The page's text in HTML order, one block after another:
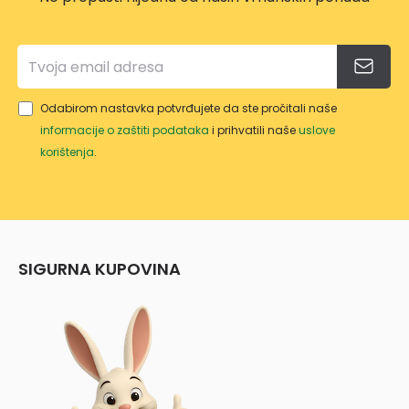
Odabirom nastavka potvrđujete da ste pročitali naše
informacije o zaštiti podataka i prihvatili našeuslove
korištenja.
SIGURNA KUPOVINA